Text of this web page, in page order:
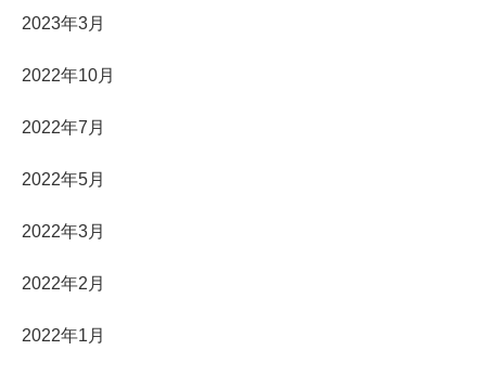
2023年3月
2022年10月
2022年7月
2022年5月
2022年3月
2022年2月
2022年1月